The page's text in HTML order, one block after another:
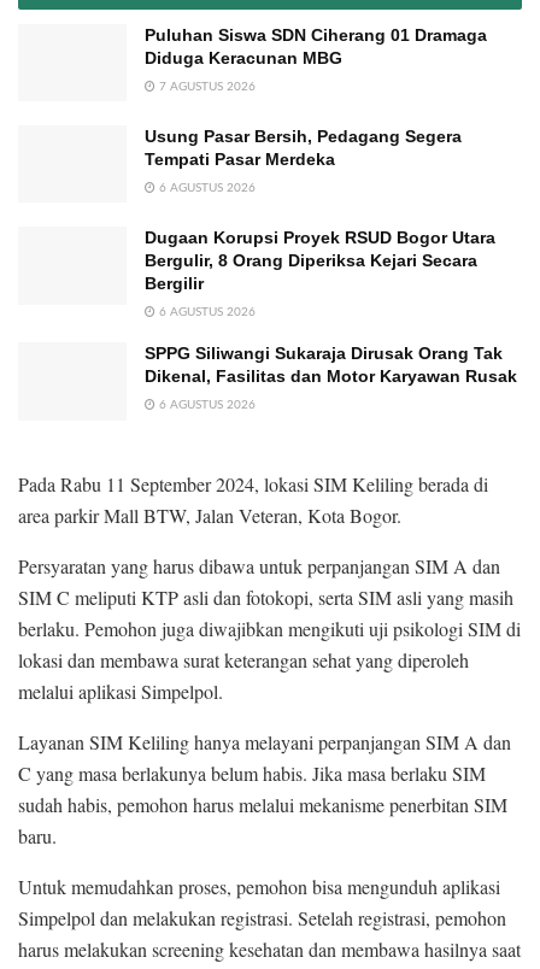
Puluhan Siswa SDN Ciherang 01 Dramaga
Diduga Keracunan MBG
7 AGUSTUS 2026
Usung Pasar Bersih, Pedagang Segera
Tempati Pasar Merdeka
6 AGUSTUS 2026
Dugaan Korupsi Proyek RSUD Bogor Utara
Bergulir, 8 Orang Diperiksa Kejari Secara
Bergilir
6 AGUSTUS 2026
SPPG Siliwangi Sukaraja Dirusak Orang Tak
Dikenal, Fasilitas dan Motor Karyawan Rusak
6 AGUSTUS 2026
Pada Rabu 11 September 2024, lokasi SIM Keliling berada di
area parkir Mall BTW, Jalan Veteran, Kota Bogor.
Persyaratan yang harus dibawa untuk perpanjangan SIM A dan
SIM C meliputi KTP asli dan fotokopi, serta SIM asli yang masih
berlaku. Pemohon juga diwajibkan mengikuti uji psikologi SIM di
lokasi dan membawa surat keterangan sehat yang diperoleh
melalui aplikasi Simpelpol.
Layanan SIM Keliling hanya melayani perpanjangan SIM A dan
C yang masa berlakunya belum habis. Jika masa berlaku SIM
sudah habis, pemohon harus melalui mekanisme penerbitan SIM
baru.
Untuk memudahkan proses, pemohon bisa mengunduh aplikasi
Simpelpol dan melakukan registrasi. Setelah registrasi, pemohon
harus melakukan screening kesehatan dan membawa hasilnya saat